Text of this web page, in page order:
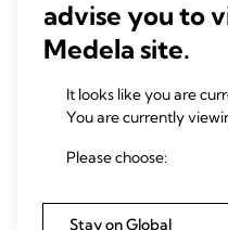
城市*
国家
advise you to
Medela site.
It looks like you are
You are currently
Please choose:
Stay on Global